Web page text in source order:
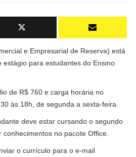
e Empresarial de Reserva) está
para estudantes do Ensino
de R$ 760 e carga horária no
às 18h, de segunda a sexta-feira.
deve estar cursando o segundo
no pacote Office.
o currículo para o e-mail